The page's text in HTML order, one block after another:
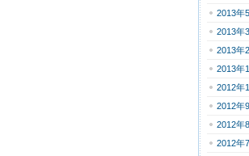
2013年
2013年
2013年
2013年
2012年
2012年
2012年
2012年